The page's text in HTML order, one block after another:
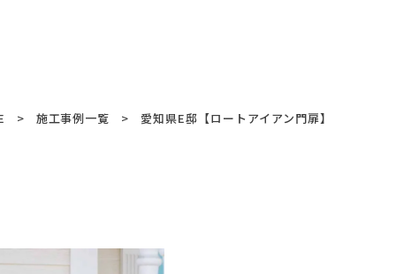
施工事例一覧 愛知県E邸【ロートアイアン門扉】